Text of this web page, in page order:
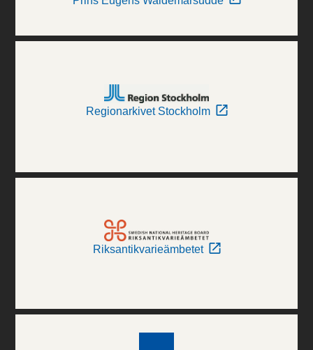
Regionarkivet Stockholm
Riksantikvarieämbetet